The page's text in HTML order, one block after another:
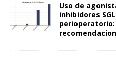
Uso de
inhibidores